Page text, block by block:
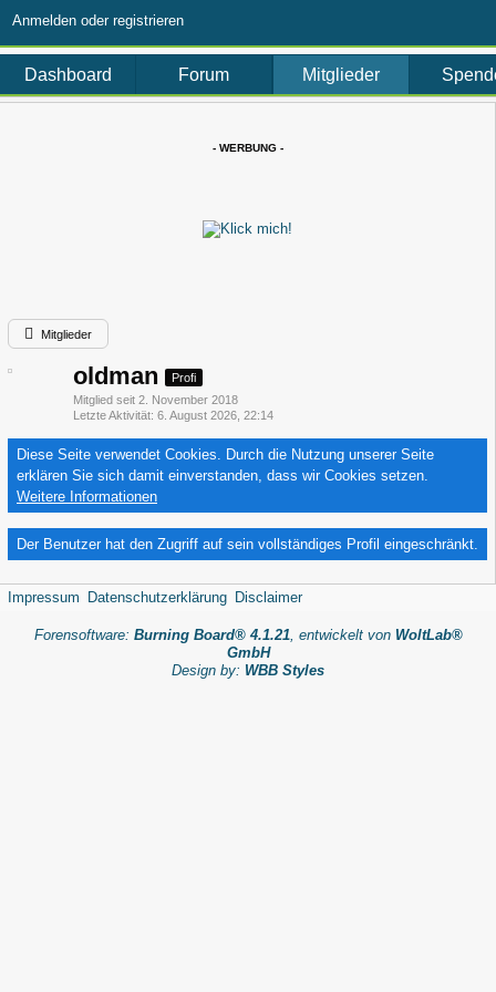
Anmelden oder registrieren
Dashboard Forum Mitglieder
- WERBUNG -
Mitglieder
oldman
Profi
Mitglied seit 2. November 2018
Letzte Aktivität 6. August 2026, 22:14
Diese Seite verwendet Cookies. Durch die Nutzung unserer Seite
erklären Sie sich damit einverstanden, dass wir Cookies setzen.
Weitere Informationen
Der Benutzer hat den Zugriff auf sein vollständiges Profil eingeschränkt.
Impressum Datenschutzerklärung Disclaimer
Forensoftware: Burning Board® 4.1.21, entwickelt von WoltLab®
GmbH
Design by: WBB Styles